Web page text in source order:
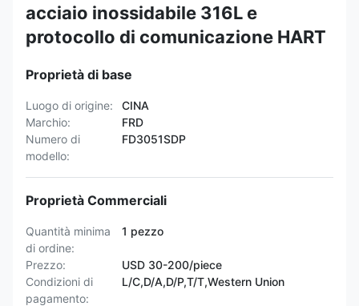
acciaio inossidabile 316L e
protocollo di comunicazione HART
Proprietà di base
Luogo di origine:
CINA
Marchio:
FRD
Numero di
modello:
FD3051SDP
Proprietà Commerciali
Quantità minima
di ordine:
1 pezzo
Prezzo:
USD 30-200/piece
Condizioni di
pagamento:
L/C,D/A,D/P,T/T,Western Union